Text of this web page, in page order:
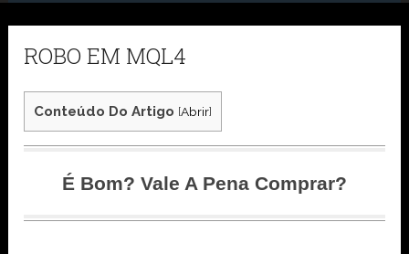
ROBO EM MQL4
Conteúdo Do Artigo [Abrir]
É Bom? Vale A Pena Comprar?